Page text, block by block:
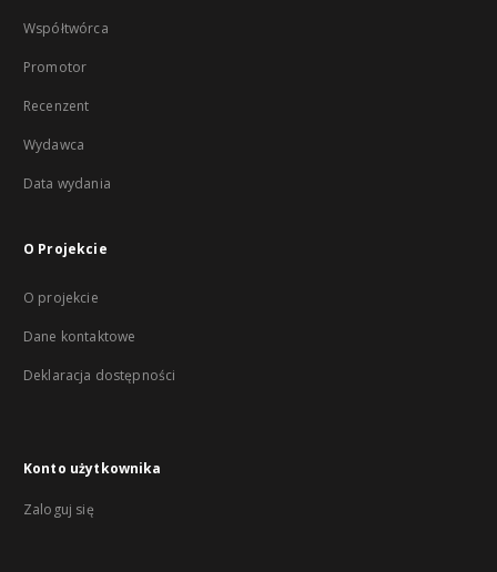
Współtwórca
Promotor
Recenzent
Wydawca
Data wydania
O Projekcie
O projekcie
Dane kontaktowe
Deklaracja dostępności
Konto użytkownika
Zaloguj się